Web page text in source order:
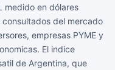
medido en dólares
consultados del mercado
empresas PYME y
El indice
de Argentina, que